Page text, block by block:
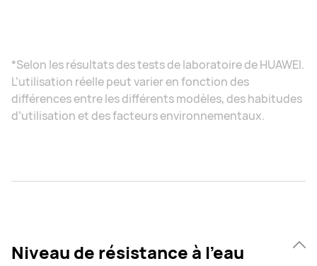
*Selon les résultats des tests de laboratoire de HUAWEI.
L’utilisation réelle peut varier en fonction des
différences entre les différents modèles, des habitudes
d’utilisation et des facteurs environnementaux.
Niveau de résistance à l’eau